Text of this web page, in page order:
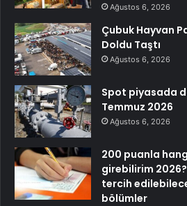
Ağustos 6, 2026
Çubuk Hayvan
Doldu Taştı
Ağustos 6, 2026
Spot piyasada
Temmuz 2026
Ağustos 6, 2026
200 puanla
girebilirim
tercih
bölümler